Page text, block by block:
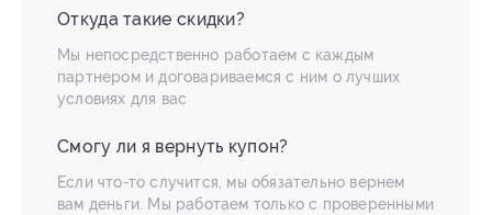
Откуда такие скидки?
Мы непосредственно работаем с каждым
партнером и договариваемся с ним о лучших
условиях для вас
Смогу ли я вернуть купон?
Если что-то случится, мы обязательно вернем
вам деньги. Мы работаем только с проверенными